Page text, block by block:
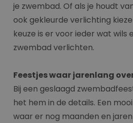
je zwembad. Of als je houdt
ook gekleurde verlichting
keuze is er voor ieder wat wils
zwembad verlichten.
Feestjes waar jarenlang
Bij een geslaagd
het hem in de details. Een
waar er nog maanden en